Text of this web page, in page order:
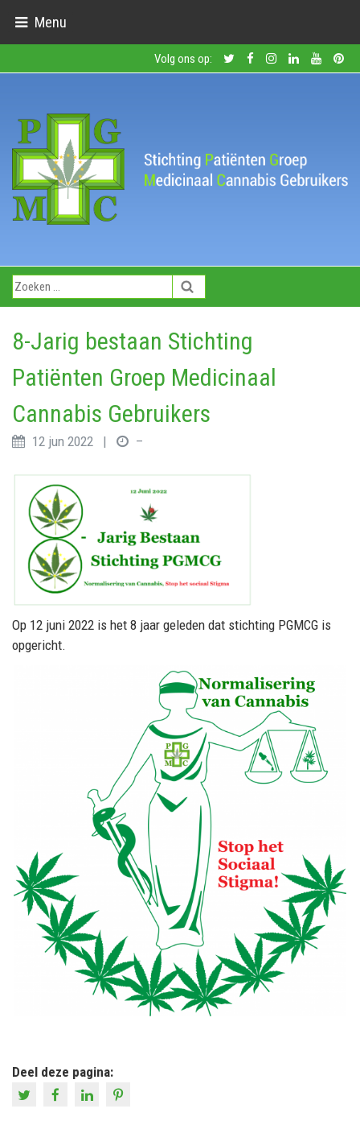
Menu
Volg ons op:
8-Jarig bestaan Stichting
Patiënten Groep Medicinaal
Cannabis Gebruikers
12 jun 2022 | –
Op 12 juni 2022 is het 8 jaar geleden dat stichting PGMCG is
opgericht.
Deel deze pagina: